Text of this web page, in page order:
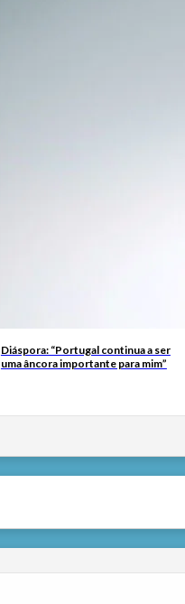
Diáspora: “Portugal continua a ser
uma âncora importante para mim”